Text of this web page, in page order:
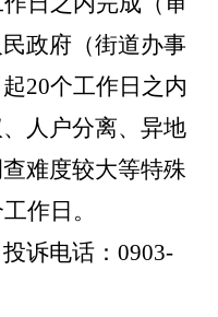
政府（街道办事
20个工作日之内
人户分离、异地
难度较大等特殊
作日。
诉电话： 0903-